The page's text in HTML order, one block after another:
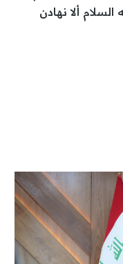
ألا نهادن